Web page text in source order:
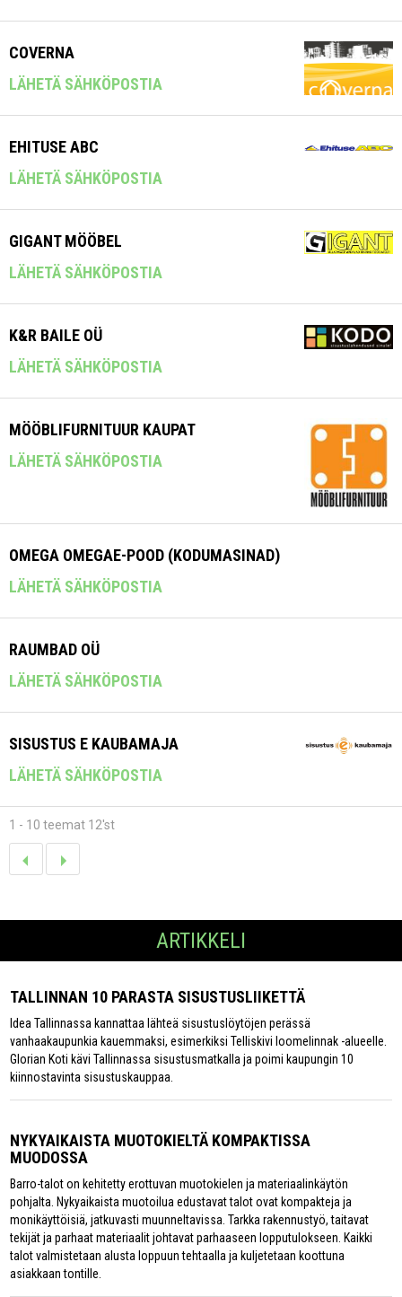
COVERNA
LÄHETÄ SÄHKÖPOSTIA
EHITUSE ABC
LÄHETÄ SÄHKÖPOSTIA
GIGANT MÖÖBEL
LÄHETÄ SÄHKÖPOSTIA
K&R BAILE OÜ
LÄHETÄ SÄHKÖPOSTIA
MÖÖBLIFURNITUUR KAUPAT
LÄHETÄ SÄHKÖPOSTIA
OMEGA OMEGAE-POOD (KODUMASINAD)
LÄHETÄ SÄHKÖPOSTIA
RAUMBAD OÜ
LÄHETÄ SÄHKÖPOSTIA
SISUSTUS E KAUBAMAJA
LÄHETÄ SÄHKÖPOSTIA
1 - 10 teemat 12'st
ARTIKKELI
TALLINNAN 10 PARASTA SISUSTUSLIIKETTÄ
Idea Tallinnassa kannattaa lähteä sisustuslöytöjen perässä
vanhaakaupunkia kauemmaksi, esimerkiksi Telliskivi loomelinnak -alueelle.
Glorian Koti kävi Tallinnassa sisustusmatkalla ja poimi kaupungin 10
kiinnostavinta sisustuskauppaa.
NYKYAIKAISTA MUOTOKIELTÄ KOMPAKTISSA
MUODOSSA
Barro-talot on kehitetty erottuvan muotokielen ja materiaalinkäytön
pohjalta. Nykyaikaista muotoilua edustavat talot ovat kompakteja ja
monikäyttöisiä, jatkuvasti muunneltavissa. Tarkka rakennustyö, taitavat
tekijät ja parhaat materiaalit johtavat parhaaseen lopputulokseen. Kaikki
talot valmistetaan alusta loppuun tehtaalla ja kuljetetaan koottuna
asiakkaan tontille.